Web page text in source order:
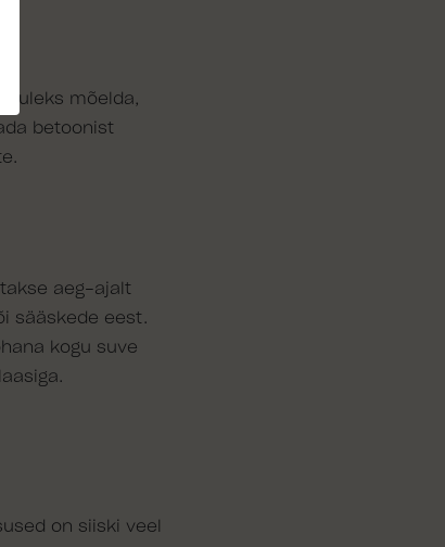
tuleks mõelda,
betoonist
aeg-ajalt
sääskede eest.
kogu suve
on siiski veel